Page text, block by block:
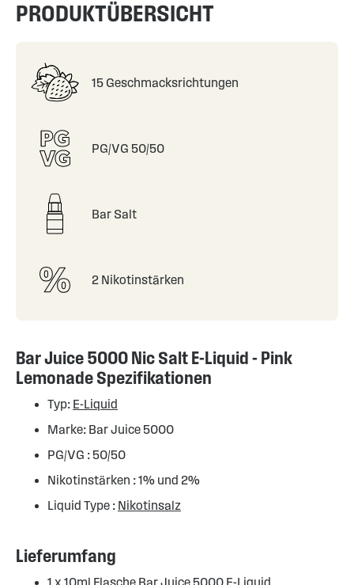
PRODUKTÜBERSICHT
15 Geschmacksrichtungen
PG/VG 50/50
Bar Salt
2 Nikotinstärken
Bar Juice 5000 Nic Salt E-Liquid - Pink
Lemonade Spezifikationen
Typ: E-Liquid
Marke: Bar Juice 5000
PG/VG : 50/50
Nikotinstärken : 1% und 2%
Liquid Type : Nikotinsalz
Lieferumfang